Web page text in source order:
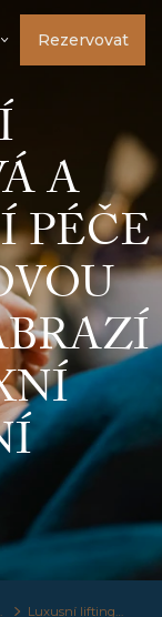
Rezervovat
A
PÉČE
Luxusní liftingová a regenerační péče s diamantovou mikrodermabrazí – komplexní ošetření